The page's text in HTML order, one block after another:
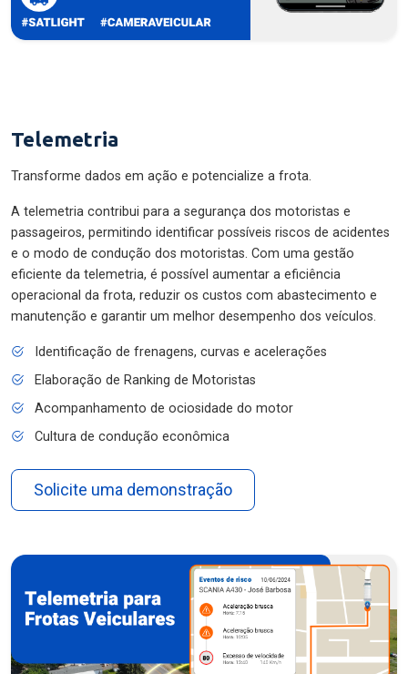
Telemetria
Transforme dados em ação e potencialize a frota.
A telemetria contribui para a segurança dos motoristas e
passageiros, permitindo identificar possíveis riscos de acidentes
e o modo de condução dos motoristas. Com uma gestão
eficiente da telemetria, é possível aumentar a eficiência
operacional da frota, reduzir os custos com abastecimento e
manutenção e garantir um melhor desempenho dos veículos.
Identificação de frenagens, curvas e acelerações
Elaboração de Ranking de Motoristas
Acompanhamento de ociosidade do motor
Cultura de condução econômica
Solicite uma demonstração